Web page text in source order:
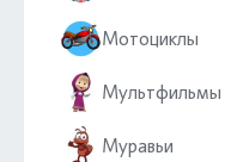
Мотоциклы
Мультфильмы
Муравьи